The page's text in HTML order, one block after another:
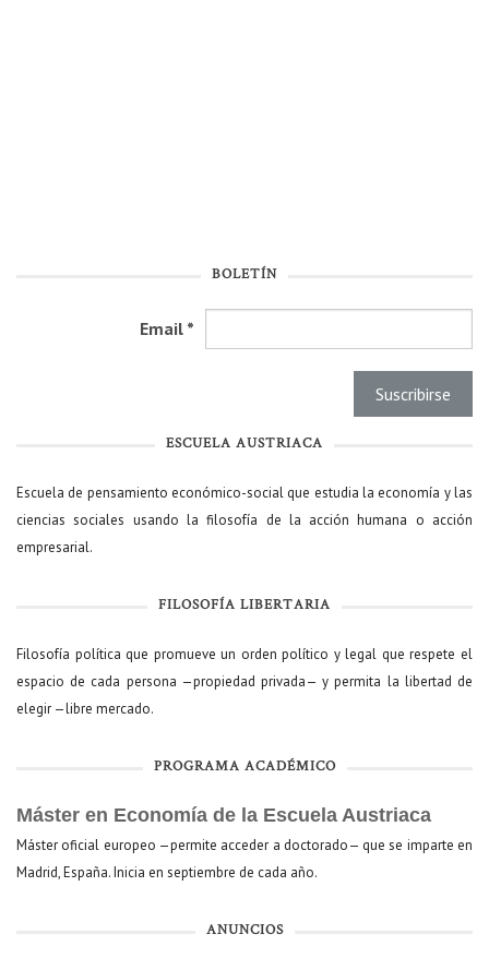
BOLETÍN
Email *
ESCUELA AUSTRIACA
Escuela de pensamiento económico-social que estudia la economía y las
ciencias sociales usando la filosofía de la acción humana o acción
empresarial.
FILOSOFÍA LIBERTARIA
Filosofía política que promueve un orden político y legal que respete el
espacio de cada persona —propiedad privada— y permita la libertad de
elegir —libre mercado.
PROGRAMA ACADÉMICO
Máster en Economía de la Escuela Austriaca
Máster oficial europeo —permite acceder a doctorado— que se imparte en
Madrid, España. Inicia en septiembre de cada año.
ANUNCIOS